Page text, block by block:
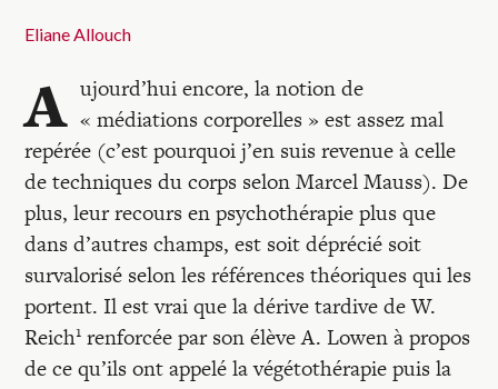
Auteurs
Blocs-notes
Recherches
Entretiens
Revues
Eliane Allouch
A ujourd’hui encore, la notion de
« médiations corporelles » est assez mal
repérée (c’est pourquoi j’en suis revenue à celle
de techniques du corps selon Marcel Mauss). De
plus, leur recours en psychothérapie plus que
dans d’autres champs, est soit déprécié soit
survalorisé selon les références théoriques qui les
portent. Il est vrai que la dérive tardive de W.
Reich1 renforcée par son élève A. Lowen à propos
de ce qu’ils ont appelé la végétothérapie puis la